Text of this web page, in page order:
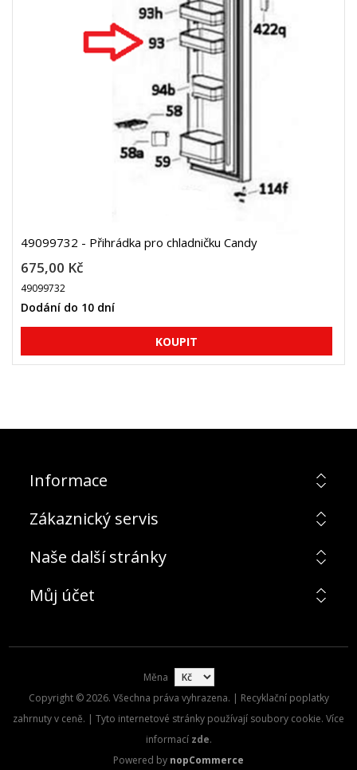
49099732 - Přihrádka pro chladničku Candy
675,00 Kč
49099732
Dodání do 10 dní
Informace
Zákaznický servis
Naše další stránky
Můj účet
Měna
Copyright © 2026. Všechna práva vyhrazena. | Recyklační poplatky
zahrnuty v ceně. | Tyto internetové stránky používají soubory cookie. Více
informací zde.
Powered by nopCommerce